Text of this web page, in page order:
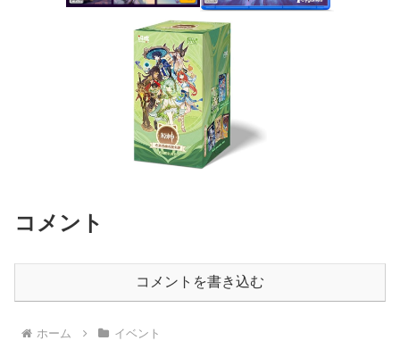
コメント
コメントを書き込む
ホーム イベント